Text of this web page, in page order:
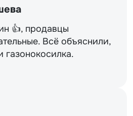
👍, продавцы
Всё объяснили,
газонокосилка.